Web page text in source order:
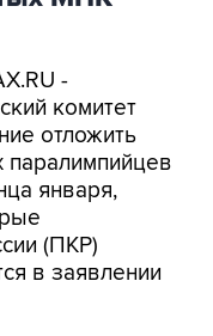
-
комитет
отложить
паралимпийцев
января,
(ПКР)
в заявлении